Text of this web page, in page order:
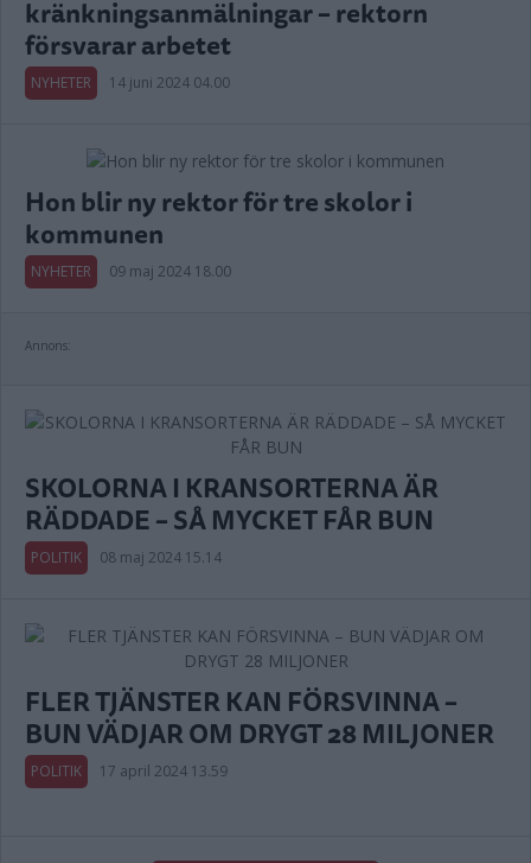
kränkningsanmälningar – rektorn
försvarar arbetet
NYHETER 14 juni 2024 04.00
Hon blir ny rektor för tre skolor i
kommunen
NYHETER 09 maj 2024 18.00
Annons:
SKOLORNA I KRANSORTERNA ÄR
RÄDDADE – SÅ MYCKET FÅR BUN
POLITIK 08 maj 2024 15.14
FLER TJÄNSTER KAN FÖRSVINNA –
BUN VÄDJAR OM DRYGT 28 MILJONER
POLITIK 17 april 2024 13.59